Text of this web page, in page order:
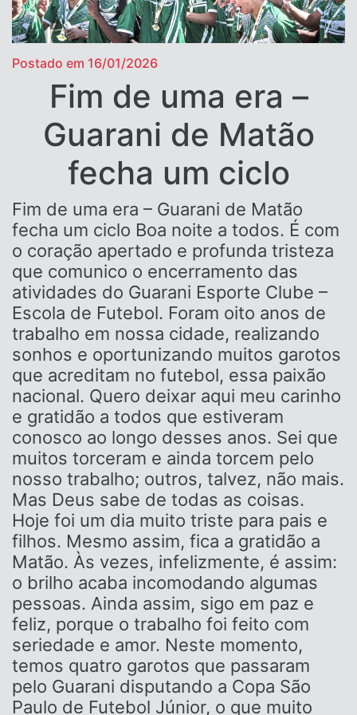
Postado em 16/01/2026
Fim de uma era –
Guarani de Matão
fecha um ciclo
Fim de uma era – Guarani de Matão
fecha um ciclo Boa noite a todos. É com
o coração apertado e profunda tristeza
que comunico o encerramento das
atividades do Guarani Esporte Clube –
Escola de Futebol. Foram oito anos de
trabalho em nossa cidade, realizando
sonhos e oportunizando muitos garotos
que acreditam no futebol, essa paixão
nacional. Quero deixar aqui meu carinho
e gratidão a todos que estiveram
conosco ao longo desses anos. Sei que
muitos torceram e ainda torcem pelo
nosso trabalho; outros, talvez, não mais.
Mas Deus sabe de todas as coisas.
Hoje foi um dia muito triste para pais e
filhos. Mesmo assim, fica a gratidão a
Matão. Às vezes, infelizmente, é assim:
o brilho acaba incomodando algumas
pessoas. Ainda assim, sigo em paz e
feliz, porque o trabalho foi feito com
seriedade e amor. Neste momento,
temos quatro garotos que passaram
pelo Guarani disputando a Copa São
Paulo de Futebol Júnior, o que muito